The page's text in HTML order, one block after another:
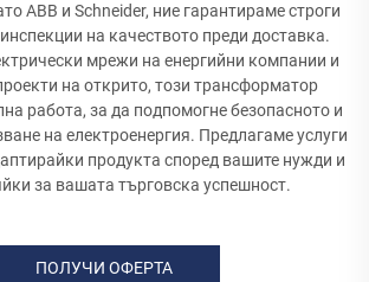
ABB и Schneider, ние гарантираме строги
на качеството преди доставка.
мрежи на енергийни компании и
на открито, този трансформатор
работа, за да подпомогне безопасното и
на електроенергия. Предлагаме услуги
продукта според вашите нужди и
за вашата търговска успешност.
ПОЛУЧИ ОФЕРТА